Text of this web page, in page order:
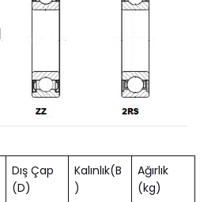
Dış Çap
(D)
Kalınlık(B
)
Ağırlık
(kg)